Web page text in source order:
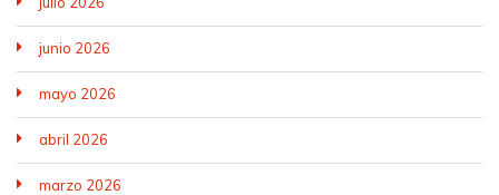
junio 2026
mayo 2026
abril 2026
marzo 2026